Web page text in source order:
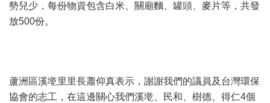
勢兒少，每份物資包含白米、關廟麵、罐頭、麥片等，共發
放500份。
蘆洲區溪墘里里長蕭仰真表示，謝謝我們的議員及台灣環保
協會的志工，在這邊關心我們溪墘、民和、樹德、得仁4個